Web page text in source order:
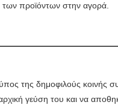
των προϊόντων στην αγορά.
της δημοφιλούς κοινής
γεύση του και να